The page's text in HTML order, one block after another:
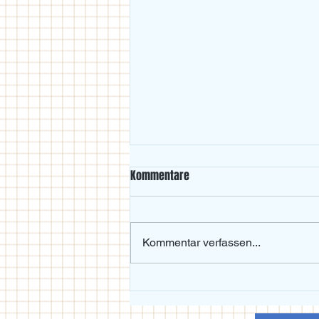
Beachvolleyball-Wochenende im
Maxgarten bei Traumwetter
Kommentare
Kommentar verfassen...